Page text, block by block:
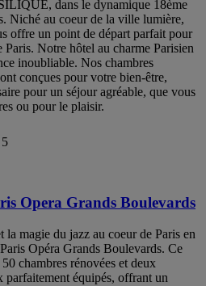
dans le dynamique 18ème
Niché au coeur de la ville lumière,
offre un point de départ parfait pour
Paris. Notre hôtel au charme Parisien
inoubliable. Nos chambres
conçues pour votre bien-être,
pour un séjour agréable, que vous
ou pour le plaisir.
Opera Grands Boulevards
la magie du jazz au coeur de Paris en
Opéra Grands Boulevards. Ce
chambres rénovées et deux
parfaitement équipés, offrant un